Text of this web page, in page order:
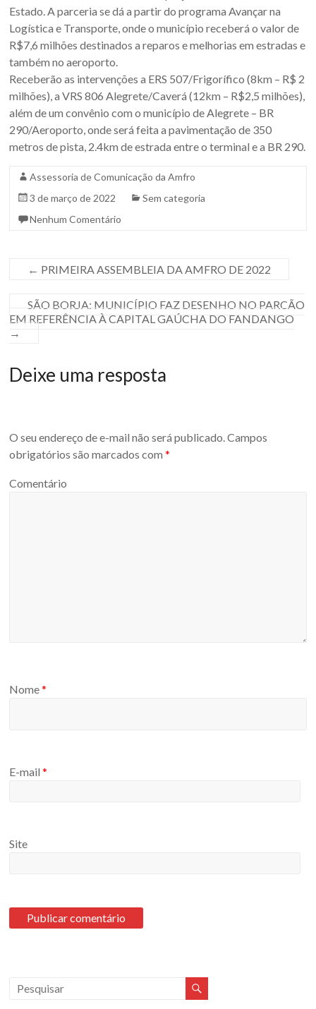
Sul.
Estado. A parceria se dá a partir do programa Avançar na
Logística e Transporte, onde o município receberá o valor de
R$7,6 milhões destinados a reparos e melhorias em estradas e
também no aeroporto.
Receberão as intervenções a ERS 507/Frigorífico (8km – R$ 2
milhões), a VRS 806 Alegrete/Caverá (12km – R$2,5 milhões),
além de um convênio com o município de Alegrete – BR
290/Aeroporto, onde será feita a pavimentação de 350
metros de pista, 2.4km de estrada entre o terminal e a BR 290.
Assessoria de Comunicação da Amfro
3 de março de 2022
Sem categoria
Nenhum Comentário
← PRIMEIRA ASSEMBLEIA DA AMFRO DE 2022
SÃO BORJA: MUNICÍPIO FAZ DESENHO NO PARCÃO
EM REFERÊNCIA À CAPITAL GAÚCHA DO FANDANGO
→
Deixe uma resposta
O seu endereço de e-mail não será publicado. Campos
obrigatórios são marcados com*
Comentário
Nome*
E-mail*
Site